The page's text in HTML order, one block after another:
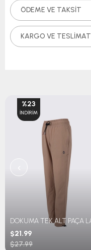
ÖDEME VE TAKSIT
KARGO VE TESLIMAT
$21.99
$27.99
%23
İNDIRIM
‹